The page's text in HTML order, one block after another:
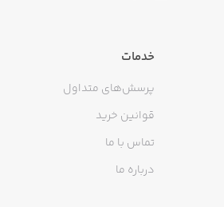
خدمات
پرسش‌های متداول
قوانین خرید
تماس با ما
درباره ما